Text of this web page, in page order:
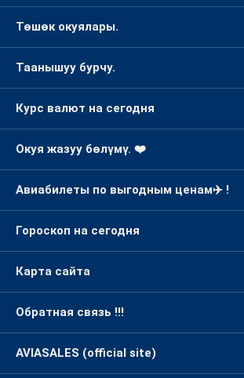
Төшөк окуялары.
Таанышуу бурчу.
Курс валют на сегодня
Окуя жазуу бөлүмү. ❤️
Авиабилеты по выгодным ценам✈️ !
Гороскоп на сегодня
Карта сайта
Обратная связь !!!
AVIASALES (official site)